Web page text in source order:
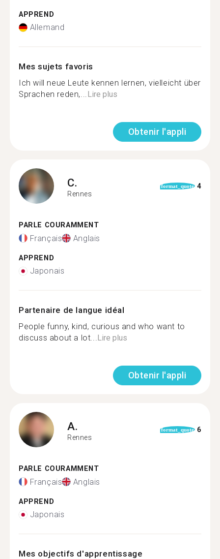
APPREND
Allemand
Mes sujets favoris
Ich will neue Leute kennen lernen, vielleicht über
Sprachen reden,...Lire plus
Obtenir l'appli
C.
Rennes
format_quote 4
PARLE COURAMMENT
Français Anglais
APPREND
Japonais
Partenaire de langue idéal
People funny, kind, curious and who want to
discuss about a lot...Lire plus
Obtenir l'appli
A.
Rennes
format_quote 6
PARLE COURAMMENT
Français Anglais
APPREND
Japonais
Mes objectifs d'apprentissage